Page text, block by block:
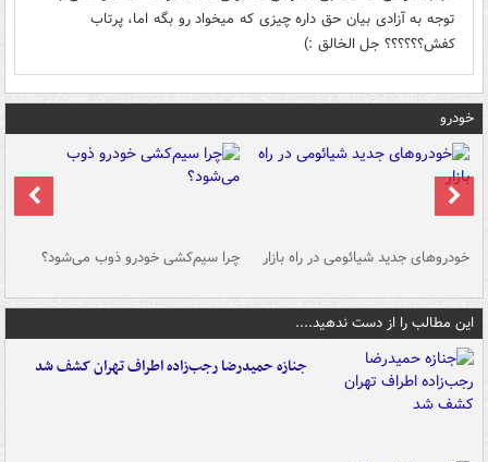
توجه به آزادی بیان حق داره چیزی که میخواد رو بگه اما، پرتاب
کفش؟؟؟؟؟؟ جل الخالق :)
خودرو
خودروهای جدید شیائومی در راه بازار چرا سیم‌کشی خودرو ذوب می‌شود؟
این مطالب را از دست ندهید....
جنازه حمیدرضا رجب‌زاده اطراف تهران کشف شد